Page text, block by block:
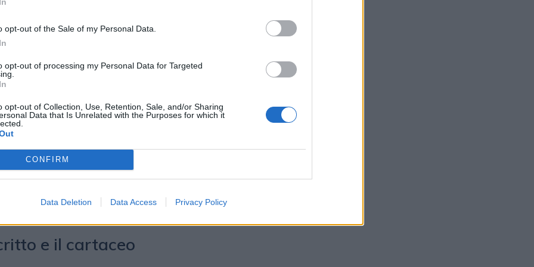
opt-out of the Sale of my Personal Data.
opt-out of processing my Personal Data for Targeted
opt-out of Collection, Use, Retention, Sale, and/or Sharing
Data that Is Unrelated with the Purposes for which it
CONFIRM
Data Deletion Data Access Privacy Policy
passiamo a una struttura
macchina al desktop. Il
ma si riflette sull’usabilità:
molto il sito, che ora si carica
Sarà un sito molto più chiaro e
una serie di ricerche e test
ha spiegato a DailyNet
generale La Gazzetta
e il cartaceo